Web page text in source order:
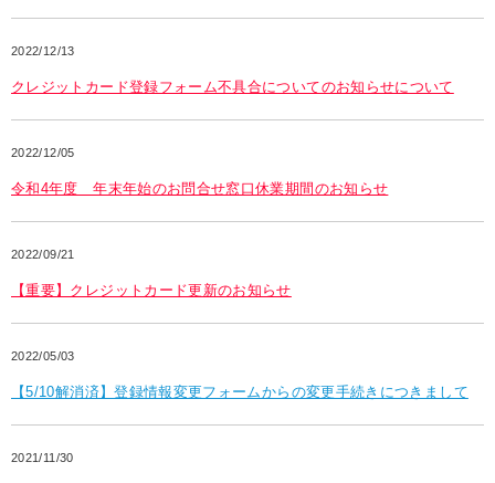
2022/12/13
クレジットカード登録フォーム不具合についてのお知らせについて
2022/12/05
令和4年度 年末年始のお問合せ窓口休業期間のお知らせ
2022/09/21
【重要】クレジットカード更新のお知らせ
2022/05/03
【5/10解消済】登録情報変更フォームからの変更手続きにつきまして
2021/11/30